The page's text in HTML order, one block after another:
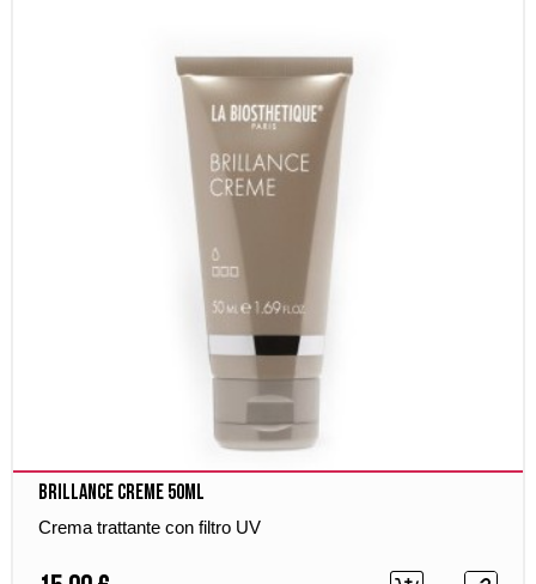
Brillance Creme 50ml
Crema trattante con filtro UV